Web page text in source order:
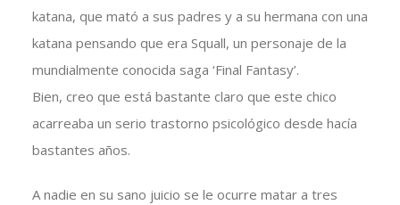
katana, que mató a sus padres y a su hermana con una
katana pensando que era Squall, un personaje de la
mundialmente conocida saga ‘Final Fantasy’.
Bien, creo que está bastante claro que este chico
acarreaba un serio trastorno psicológico desde hacía
bastantes años.
A nadie en su sano juicio se le ocurre matar a tres